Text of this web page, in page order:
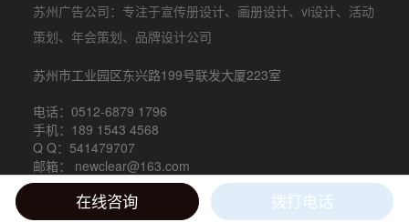
苏州广告公司：专注于宣传册设计、 画册设计、 vi设计、 活动
策划、 年会策划、品牌设计公司
苏州市工业园区东兴路199号联发大厦223室
电话：0512-6879 1796
手机：189 1543 4568
Q Q：541479707
邮箱： newclear@163.com
在线咨询 拨打电话